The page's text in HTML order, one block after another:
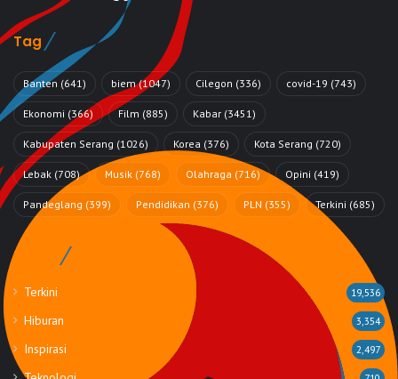
Tag
Banten (641) biem(1047) Cilegon (336) covid-19 (743)
Ekonomi (366) Film (885) Kabar (3451)
Kabupaten Serang (1026) Korea (376) Kota Serang (720)
Lebak (708) Musik (768) Olahraga (716) Opini (419)
Pandeglang (399) Pendidikan (376) PLN (355) Terkini (685)
Rubrik
Terkini 19,536
Hiburan 3,354
Inspirasi 2,497